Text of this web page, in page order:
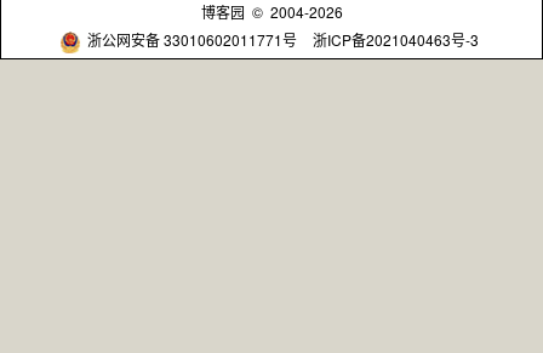
博客园 © 2004-2026
浙公网安备 33010602011771号
浙ICP备2021040463号-3